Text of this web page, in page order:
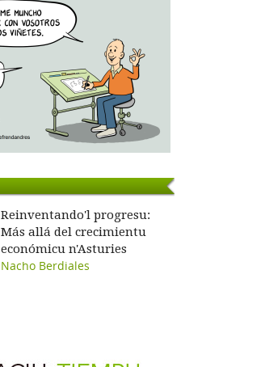
Reinventando'l progresu:
Más allá del crecimientu
económicu n'Asturies
Nacho Berdiales